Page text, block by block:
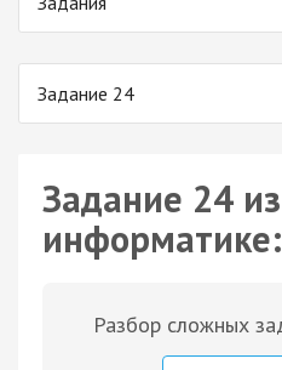
Задание 24
Задание 24
Разбор сложных